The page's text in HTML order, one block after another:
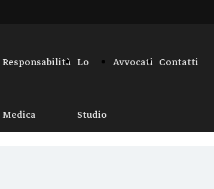
Responsabilità
Medica
Lo
Studio
Avvocati Contatti